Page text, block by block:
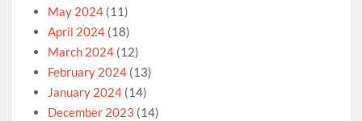
May 2024 (11)
April 2024 (18)
March 2024 (12)
February 2024 (13)
January 2024 (14)
December 2023 (14)